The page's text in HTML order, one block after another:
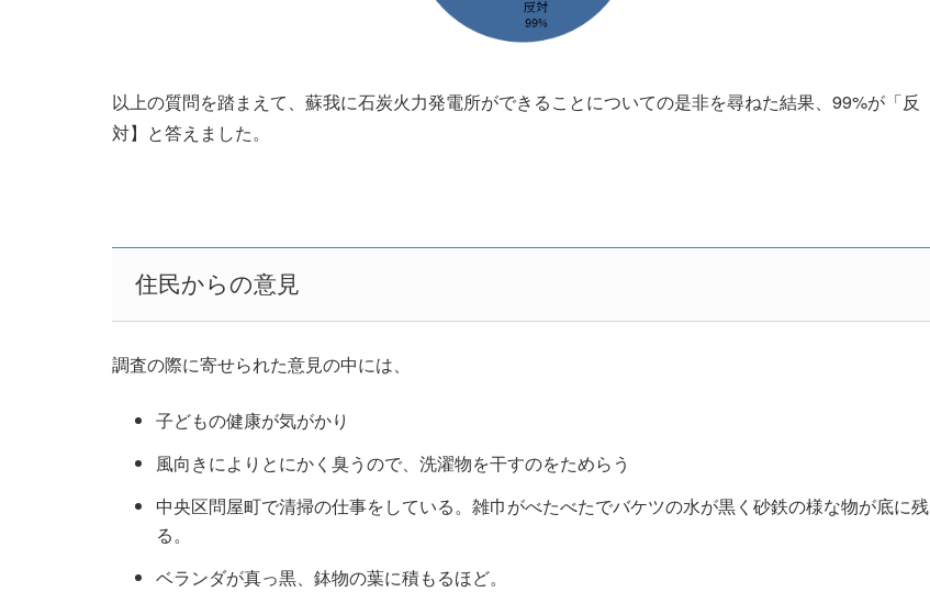
以上の質問を踏まえて、蘇我に石炭火力発電所ができることについての是非を尋ねた結果、99%が「反
対】と答えました。
住民からの意見
調査の際に寄せられた意見の中には、
子どもの健康が気がかり
風向きによりとにかく臭うので、洗濯物を干すのをためらう
中央区問屋町で清掃の仕事をしている。雑巾がべたべたでバケツの水が黒く砂鉄の様な物が底に残
る。
ベランダが真っ黒、鉢物の葉に積もるほど。